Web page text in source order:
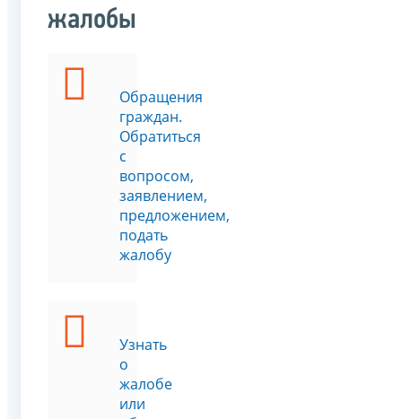
жалобы
Обращения
граждан.
Обратиться
с
вопросом,
заявлением,
предложением,
подать
жалобу
Узнать
о
жалобе
или